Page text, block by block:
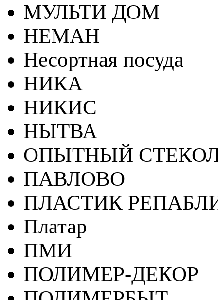
МУЛЬТИ ДОМ
НЕМАН
Несортная посуда
НИКА
НИКИС
НЫТВА
ОПЫТНЫЙ
ПАВЛОВО
ПЛАСТИК
Платар
ПМИ
ПОЛИМЕР-ДЕКОР